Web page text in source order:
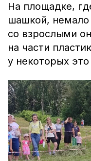
На площадке,
шашкой, немало
со взрослыми
на части
у некоторых